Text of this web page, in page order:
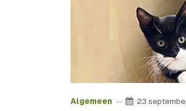
Algemeen 23